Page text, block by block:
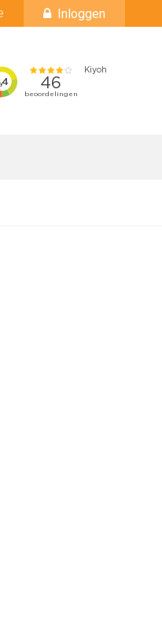
Inloggen